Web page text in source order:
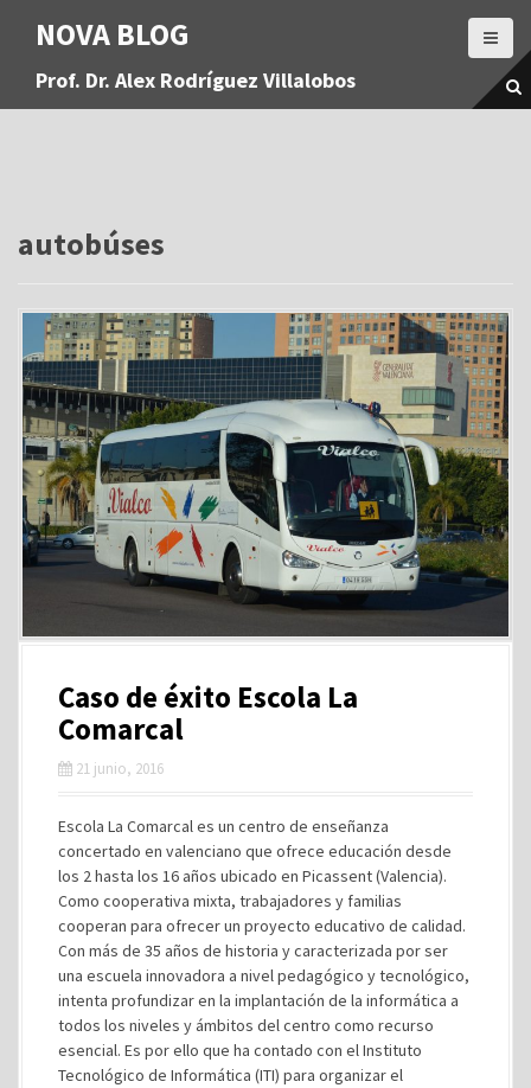
a
NOVA BLOG
Prof. Dr. Alex Rodríguez Villalobos
autobúses
Caso de éxito Escola La
Comarcal
21 junio, 2016
Escola La Comarcal es un centro de enseñanza
concertado en valenciano que ofrece educación desde
los 2 hasta los 16 años ubicado en Picassent (Valencia).
Como cooperativa mixta, trabajadores y familias
cooperan para ofrecer un proyecto educativo de calidad.
Con más de 35 años de historia y caracterizada por ser
una escuela innovadora a nivel pedagógico y tecnológico,
intenta profundizar en la implantación de la informática a
todos los niveles y ámbitos del centro como recurso
esencial. Es por ello que ha contado con el Instituto
Tecnológico de Informática (ITI) para organizar el